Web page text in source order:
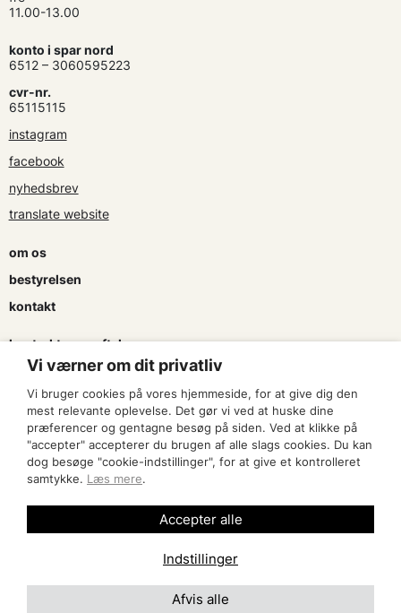
11.00-13.00
konto i spar nord
6512 – 3060595223
cvr-nr.
65115115
instagram
facebook
nyhedsbrev
translate website
om os
bestyrelsen
kontakt
kontrakter og aftaler
søg tilskud
presse & logo
bliv medlem
Vi værner om dit privatliv
Vi bruger cookies på vores hjemmeside, for at give dig den
mest relevante oplevelse. Det gør vi ved at huske dine
præferencer og gentagne besøg på siden. Ved at klikke på
"accepter" accepterer du brugen af alle slags cookies. Du kan
dog besøge "cookie-indstillinger", for at give et kontrolleret
samtykke. Læs mere.
Indstillinger
Afvis alle
Accepter alle